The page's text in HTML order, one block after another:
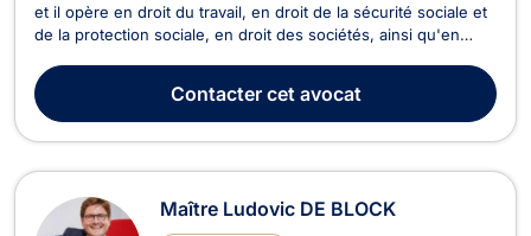
et il opère en droit du travail, en droit de la sécurité sociale et
de la protection sociale, en droit des sociétés, ainsi qu'en
RONSMANS est compétent en droit du travail, tant dans le
domaine des relations individuelles : li...
Contactercet avocat
Maître Ludovic DE BLOCK